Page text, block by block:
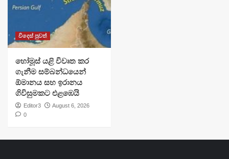
විදෙස් පුවත්
හෝමූස් යළි විවෘත කර
ගැනීම සම්බන්ධයෙන්
ඕමානය සහ ඉරානය
ගිවිසුමකට එළඹෙයි
Editor3
August 6, 2026
0